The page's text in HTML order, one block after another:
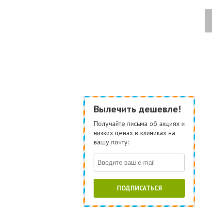
Вылечить дешевле!
Получайте письма об акциях и
низких ценах в клиниках на
вашу почту:
ПОДПИСАТЬСЯ